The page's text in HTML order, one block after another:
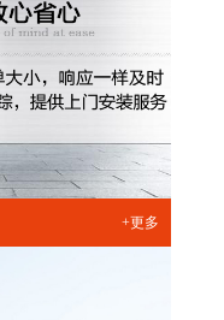
+更多